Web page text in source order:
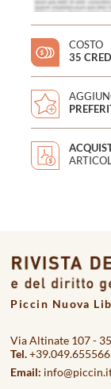
COSTO
35
Piccin Nuova
Via Altinate 107 -
Tel.+39.049.655566
Email: